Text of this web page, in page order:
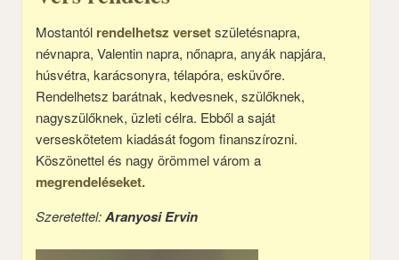
Mostantól rendelhetsz versetszületésnapra,
névnapra, Valentin napra, nőnapra, anyák napjára,
húsvétra, karácsonyra, télapóra, esküvőre.
Rendelhetsz barátnak, kedvesnek, szülőknek,
nagyszülőknek, üzleti célra. Ebből a saját
verseskötetem kiadását fogom finanszírozni.
Köszönettel és nagy örömmel várom a
megrendeléseket.
Szeretettel:Aranyosi Ervin